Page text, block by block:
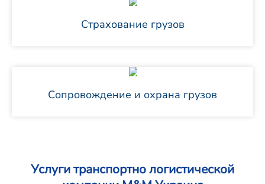
Страхование грузов
Сопровождение и охрана грузов
Услуги транспортно логистической